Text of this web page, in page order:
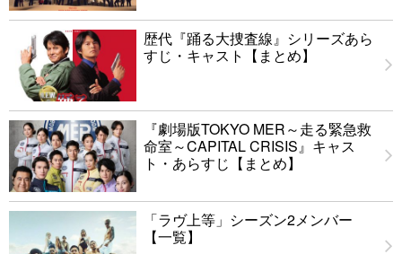
歴代『踊る大捜査線』シリーズあら
すじ・キャスト【まとめ】
『劇場版TOKYO MER～走る緊急救
命室～CAPITAL CRISIS』キャス
ト・あらすじ【まとめ】
「ラヴ上等」シーズン2メンバー
【一覧】